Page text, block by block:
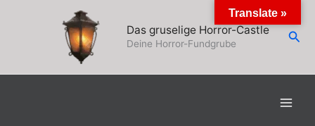
Das gruselige Horror-Castle
Deine Horror-Fundgrube
Translate »